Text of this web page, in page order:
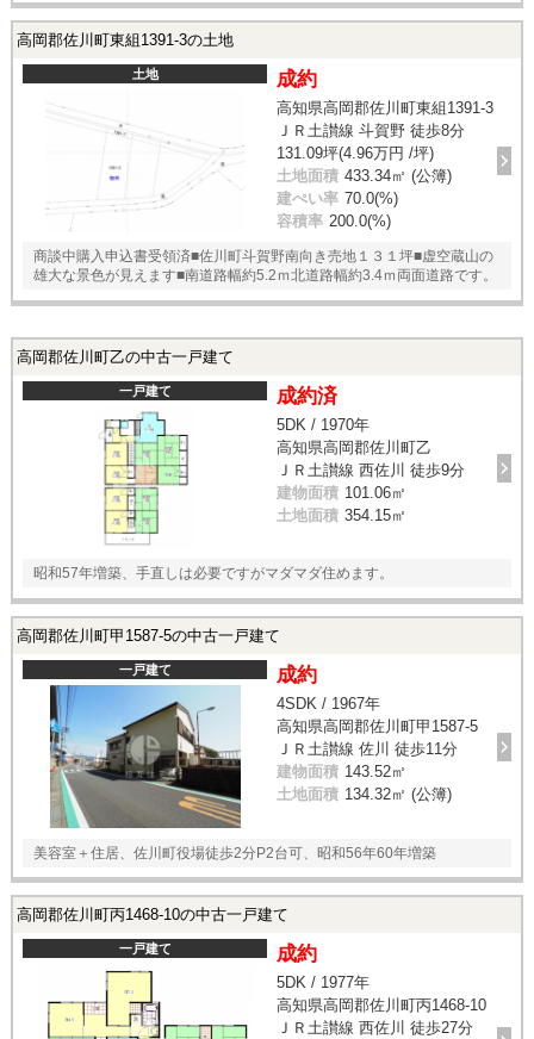
高岡郡佐川町東組1391-3の土地
土地 成約
高知県高岡郡佐川町東組1391-3
ＪＲ土讃線 斗賀野 徒歩8分
131.09坪(4.96万円 /坪)
土地面積 433.34㎡ (公簿)
建ぺい率 70.0(%)
容積率 200.0(%)
商談中購入申込書受領済■佐川町斗賀野南向き売地１３１坪■虚空蔵山の
雄大な景色が見えます■南道路幅約5.2ｍ北道路幅約3.4ｍ両面道路です。
高岡郡佐川町乙の中古一戸建て
一戸建て 成約済
5DK / 1970年
高知県高岡郡佐川町乙
ＪＲ土讃線 西佐川 徒歩9分
建物面積 101.06㎡
土地面積 354.15㎡
昭和57年増築、手直しは必要ですがマダマダ住めます。
高岡郡佐川町甲1587-5の中古一戸建て
一戸建て 成約
4SDK / 1967年
高知県高岡郡佐川町甲1587-5
ＪＲ土讃線 佐川 徒歩11分
建物面積 143.52㎡
土地面積 134.32㎡ (公簿)
美容室＋住居、佐川町役場徒歩2分P2台可、昭和56年60年増築
高岡郡佐川町丙1468-10の中古一戸建て
一戸建て 成約
5DK / 1977年
高知県高岡郡佐川町丙1468-10
ＪＲ土讃線 西佐川 徒歩27分